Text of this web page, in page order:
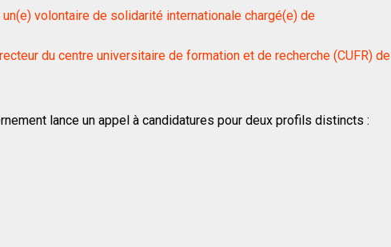
volontaire de solidarité internationale chargé(e) de
du centre universitaire de formation et de recherche (CUFR) de
lance un appel à candidatures pour deux profils distincts :